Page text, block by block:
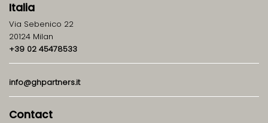
Italia
Via Sebenico 22
20124 Milan
+39 02 45478533
info@ghpartners.it
Contact